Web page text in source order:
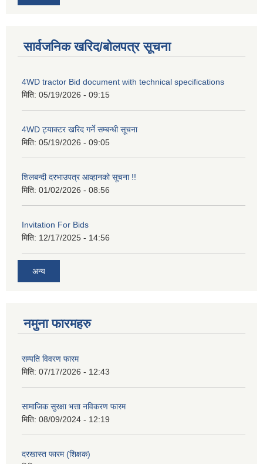
सार्वजनिक खरिद/बोलपत्र सूचना
4WD tractor Bid document with technical specifications
मिति: 05/19/2026 - 09:15
4WD ट्याक्टर खरिद गर्ने सम्बन्धी सूचना
मिति: 05/19/2026 - 09:05
शिलबन्दी दरभाउपत्र आव्हानको सूचना !!
मिति: 01/02/2026 - 08:56
Invitation For Bids
मिति: 12/17/2025 - 14:56
अन्य
नमुना फारमहरु
सम्पति विवरण फारम
मिति: 07/17/2026 - 12:43
सामाजिक सुरक्षा भत्ता नविकरण फारम
मिति: 08/09/2024 - 12:19
दरखास्त फारम (शिक्षक)